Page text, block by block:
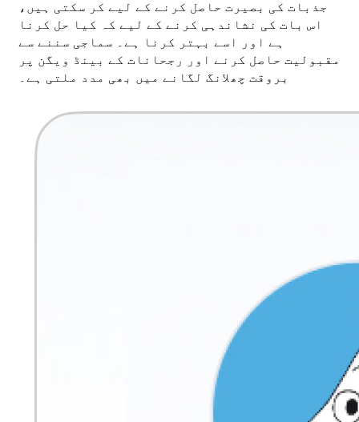
جذبات کی بصیرت حاصل کرنے کے لیے کر سکتی ہیں،
اس بات کی نشاندہی کرنے کے لیے کہ کیا حل کرنا
ہے اور اسے بہتر کرنا ہے۔ سماجی سننے سے
مقبولیت حاصل کرنے اور رجحانات کے بینڈ ویگن پر
بروقت چھلانگ لگانے میں بھی مدد ملتی ہے۔